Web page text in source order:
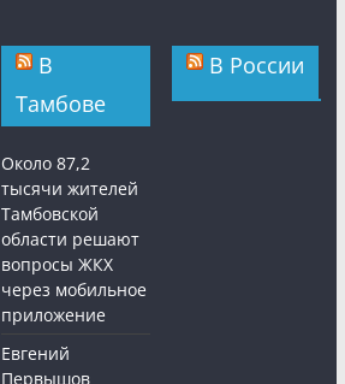
В
Тамбове
Около 87,2
тысячи жителей
Тамбовской
области решают
вопросы ЖКХ
через мобильное
приложение
Евгений
Первышов
В России